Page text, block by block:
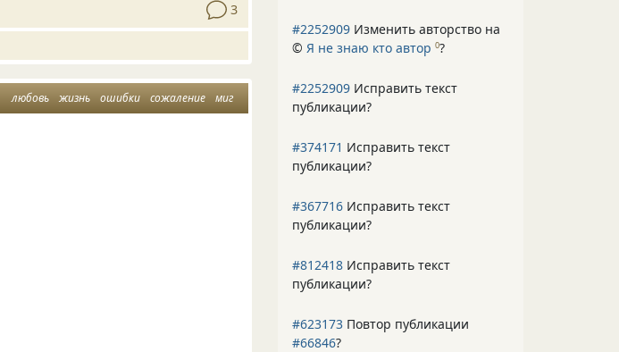
3
любовь жизнь ошибки сожаление миг
#2252909 Изменить авторство на
© Я не знаю кто автор 0?
#2252909 Исправить текст
публикации?
#374171 Исправить текст
публикации?
#367716 Исправить текст
публикации?
#812418 Исправить текст
публикации?
#623173 Повтор публикации
#66846?